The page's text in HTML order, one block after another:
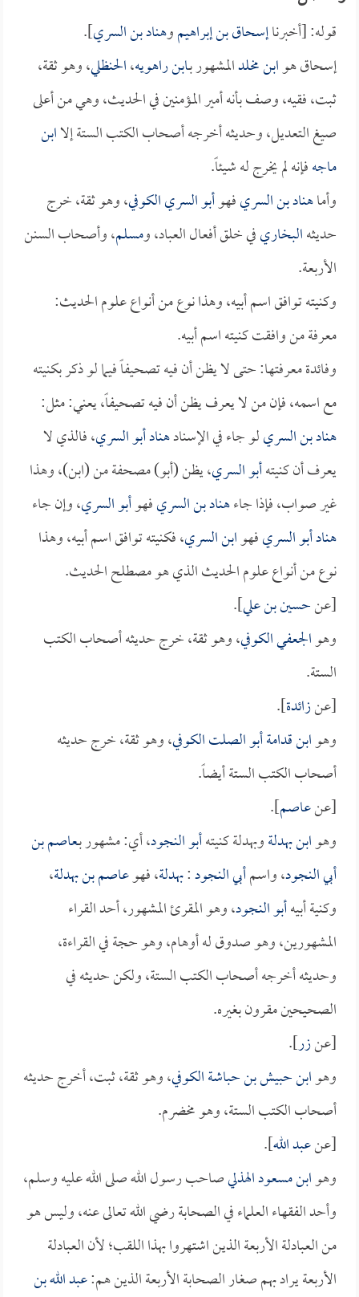
قوله: [أخبرناإسحاق بن إبراهيموهناد بن السري].
إسحاق هوابن مخلدالمشهور بـابن راهويه،الحنظلي، وهو ثقة،
ثبت، فقيه، وصف بأنه أمير المؤمنين في الحديث، وهي من أعلى
صيغ التعديل، وحديثه أخرجه أصحاب الكتب الستة إلاابن
ماجهفإنه لم يخرج له شيئاً.
وأماهناد بن السريفهوأبو السري الكوفي، وهو ثقة، خرج
حديثهالبخاريفي خلق أفعال العباد، ومسلم، وأصحاب السنن
الأربعة.
وكنيته توافق اسم أبيه، وهذا نوع من أنواع علوم الحديث:
معرفة من وافقت كنيته اسم أبيه.
وفائدة معرفتها: حتى لا يظن أن فيه تصحيفاً فيما لو ذكر بكنيته
مع اسمه، فإن من لا يعرف يظن أن فيه تصحيفاً، يعني: مثل:
هناد بن السريلو جاء في الإسنادهناد أبو السري، فالذي لا
يعرف أن كنيتهأبو السري، يظن (أبو) مصحفة من (ابن)، وهذا
غير صواب، فإذا جاءهناد بن السريفهوأبو السري، وإن جاء
هناد أبو السريفهوابن السري، فكنيته توافق اسم أبيه، وهذا
نوع من أنواع علوم الحديث الذي هو مصطلح الحديث.
[عنحسين بن علي].
وهوالجعفي الكوفي، وهو ثقة، خرج حديثه أصحاب الكتب
الستة.
[عنزائدة].
وهوابن قدامة أبو الصلت الكوفي، وهو ثقة، خرج حديثه
أصحاب الكتب الستة أيضاً.
[عنعاصم].
وهوابن بهدلةوبهدلة كنيتهأبو النجود، أي: مشهور بـعاصم بن
أبي النجود، واسمأبي النجود:بهدلة، فهوعاصم بن بهدلة،
وكنية أبيهأبو النجود، وهو المقرئ المشهور، أحد القراء
المشهورين، وهو صدوق له أوهام، وهو حجة في القراءة،
وحديثه أخرجه أصحاب الكتب الستة، ولكن حديثه في
الصحيحين مقرون بغيره.
[عنزر].
وهوابن حبيش بن حباشة الكوفي، وهو ثقة، ثبت، أخرج حديثه
أصحاب الكتب الستة، وهو مخضرم.
[عنعبد الله].
وهوابن مسعود الهذليصاحب رسول الله صلى الله عليه وسلم،
وأحد الفقهاء العلماء في الصحابة رضي الله تعالى عنه، وليس هو
من العبادلة الأربعة الذين اشتهروا بهذا اللقب؛ لأن العبادلة
الأربعة يراد بهم صغار الصحابة الأربعة الذين هم:عبد الله بن